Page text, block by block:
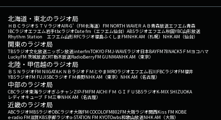
北海道・東北のラジオ局
ＨＢＣラジオＳＴＶラジオAIR-G'（FM北海道） FM NORTH WAVEＲＡＢ青森放送エフエム青森
IBCラジオエフエム岩手tbcラジオDate fm（エフエム仙台） ABSラジオエフエム秋田YBC山形放送
Rhythm Station エフエム山形RFCラジオ福島ふくしまFMNHK AM（札幌） NHK AM（仙台）
関東のラジオ局
TBSラジオ文化放送ニッポン放送interfmTOKYO FMJ-WAVEラジオ日本BAYFM78NACK5 ＦＭヨコハマ
LuckyFM 茨城放送CRT栃木放送RadioBerryFM GUNMANHK AM（東京）
北陸・甲信越のラジオ局
ＢＳＮラジオFM NIIGATAＫＮＢラジオ ＦＭとやまMROラジオエフエム石川FBCラジオFM福井
YBSラジオFM FUJISBCラジオ ＦＭ長野NHK AM（東京） NHK AM（名古屋）
中部のラジオ局
CBCラジオ東海ラジオぎふチャンZIP-FMFM AICHI ＦＭ ＧＩＦＵ SBSラジオK-MIX SHIZUOKA
レディオキューブ ＦＭ三重NHK AM（名古屋）
近畿のラジオ局
ABCラジオMBSラジオOBCラジオ大阪FM COCOLOFM802FM大阪ラジオ関西Kiss FM KOBE
e-radio FM滋賀KBS京都ラジオα-STATION FM KYOTOwbs和歌山放送NHK AM（大阪）